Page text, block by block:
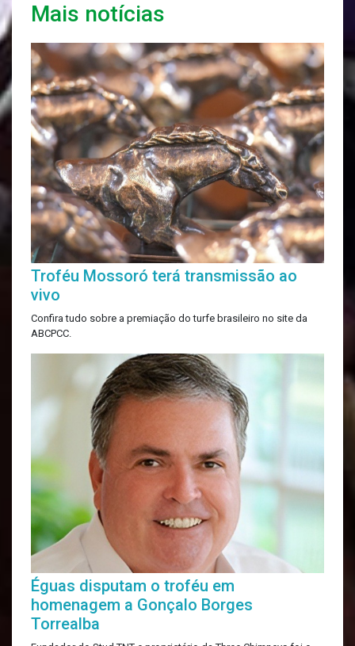
Mais notícias
Troféu Mossoró terá transmissão ao
vivo
Confira tudo sobre a premiação do turfe brasileiro no site da
ABCPCC.
Éguas disputam o troféu em
homenagem a Gonçalo Borges
Torrealba